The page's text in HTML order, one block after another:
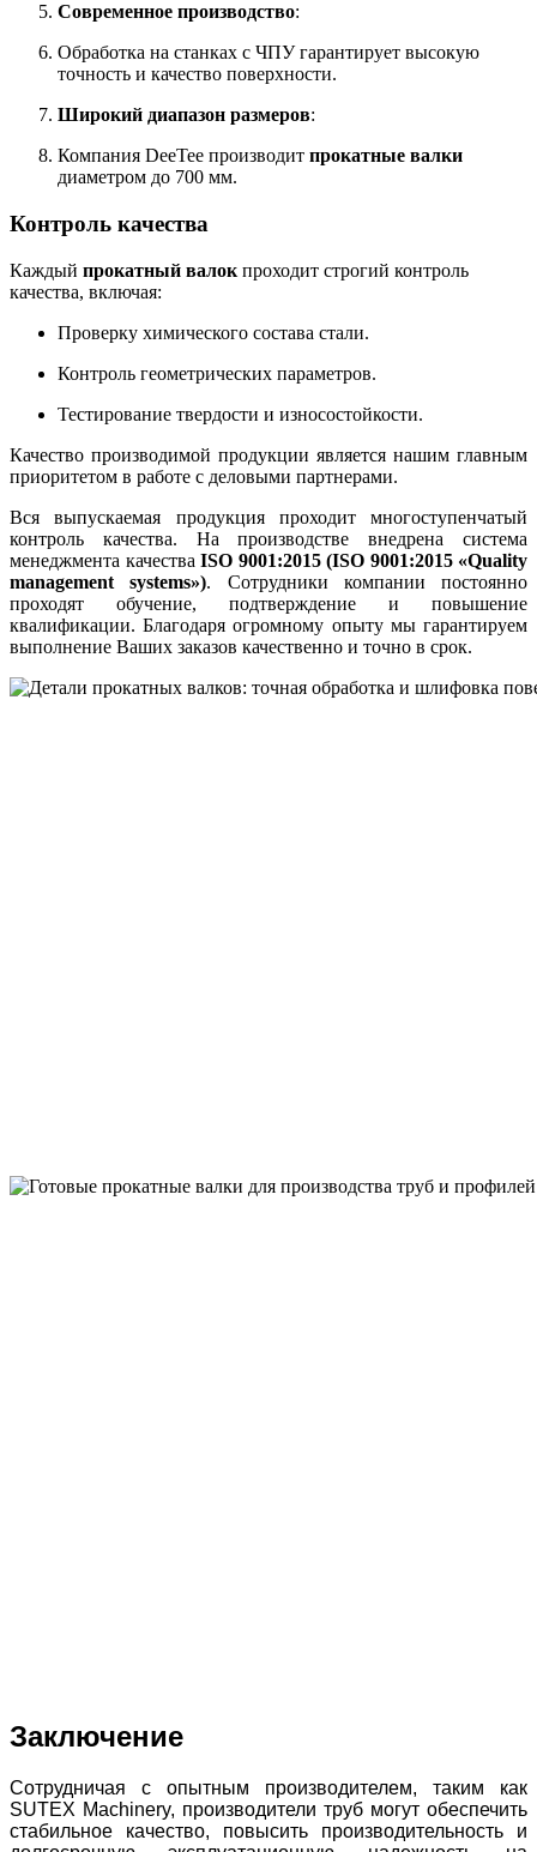
Современное производство:
Обработка на станках с ЧПУ гарантирует высокую
точность и качество поверхности.
Широкий диапазон размеров:
Компания DeeTee производит прокатные валки
диаметром до 700 мм.
Контроль качества
Каждый прокатный валок проходит строгий контроль
качества, включая:
Проверку химического состава стали.
Контроль геометрических параметров.
Тестирование твердости и износостойкости.
Качество производимой продукции является нашим главным
приоритетом в работе с деловыми партнерами.
Вся выпускаемая продукция проходит многоступенчатый
контроль качества. На производстве внедрена система
менеджмента качества ISO 9001:2015 (ISO 9001:2015 «Quality
management systems»). Сотрудники компании постоянно
проходят обучение, подтверждение и повышение
квалификации. Благодаря огромному опыту мы гарантируем
выполнение Ваших заказов качественно и точно в срок.
Заключение
Сотрудничая с опытным производителем, таким как
SUTEX Machinery, производители труб могут обеспечить
стабильное качество, повысить производительность и